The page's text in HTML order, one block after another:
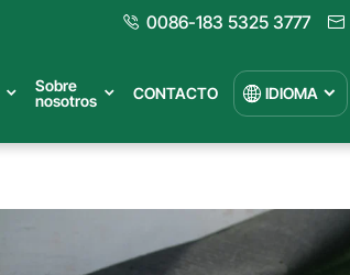
0086-183 5325 3777
Sobre
nosotros
CONTACTO IDIOMA